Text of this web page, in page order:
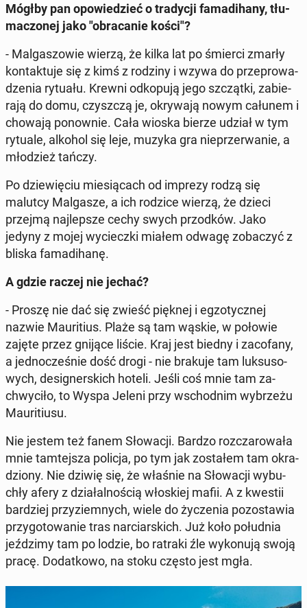
Mógłby pan opo­wie­dzieć o tra­dy­cji fa­ma­di­ha­ny, tłu­
ma­czo­nej jako "ob­ra­ca­nie kości"?
- Mal­ga­szo­wie wierzą, że kilka lat po śmierci zmarły
kon­tak­tu­je się z kimś z rodziny i wzywa do prze­pro­wa­
dze­nia rytuału. Krewni od­ko­pu­ją jego szcząt­ki, za­bie­
ra­ją do domu, czysz­czą je, okry­wa­ją nowym całunem i
chowają po­now­nie. Cała wioska bierze udział w tym
rytuale, alkohol się leje, muzyka gra nie­prze­rwa­nie, a
mło­dzież tańczy.
Po dzie­wię­ciu mie­sią­cach od imprezy rodzą się
malutcy Mal­ga­sze, a ich rodzice wierzą, że dzieci
przejmą naj­lep­sze cechy swych przod­ków. Jako
jedyny z mojej wy­ciecz­ki miałem odwagę zo­ba­czyć z
bliska fa­ma­di­ha­nę.
A gdzie raczej nie jechać?
- Proszę nie dać się zwieść pięknej i eg­zo­tycz­nej
nazwie Mau­ri­tius. Plaże są tam wąskie, w połowie
zajęte przez gnijące liście. Kraj jest biedny i za­co­fa­ny,
a jed­no­cze­śnie dość drogi - nie brakuje tam luk­su­so­
wych, de­si­gner­skich hoteli. Jeśli coś mnie tam za­
chwy­ci­ło, to Wyspa Jeleni przy wschod­nim wy­brze­żu
Mau­ri­tiu­su.
Nie jestem też fanem Sło­wa­cji. Bardzo roz­cza­ro­wa­ła
mnie tam­tej­sza policja, po tym jak zo­sta­łem tam okra­
dzio­ny. Nie dziwię się, że właśnie na Sło­wa­cji wy­bu­
chły afery z dzia­łal­no­ścią wło­skiej mafii. A z kwestii
bar­dziej przy­ziem­nych, wiele do ży­cze­nia po­zo­sta­wia
przy­go­to­wa­nie tras nar­ciar­skich. Już koło po­łu­dnia
jeź­dzi­my tam po lodzie, bo ratraki źle wy­ko­nu­ją swoją
pracę. Do­dat­ko­wo, na stoku często jest mgła.